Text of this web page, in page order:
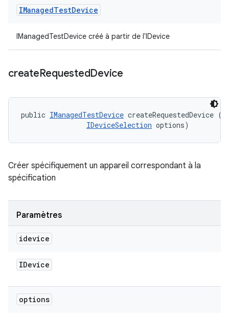
IManagedTestDevice
IManagedTestDevice créé à partir de l'IDevice
createRequestedDevice
public IManagedTestDevice createRequestedDevice (
IDeviceSelection options)
Créer spécifiquement un appareil correspondant à la
spécification
Paramètres
idevice
IDevice
options